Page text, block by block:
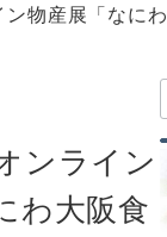
物産展「なに
ンライン
わ大阪食